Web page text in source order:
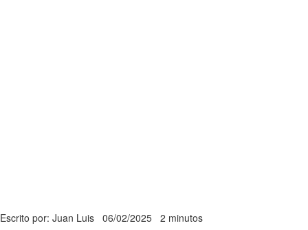
Escrito por: Juan Luis 06/02/2025 2 minutos